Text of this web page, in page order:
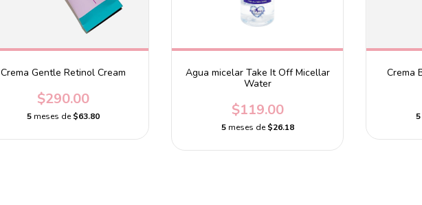
Crema Gentle Retinol Cream
$290.00
5 meses de$63.80
Agua micelar Take It Off Micellar
Water
$119.00
5 meses de$26.18
Crema
5